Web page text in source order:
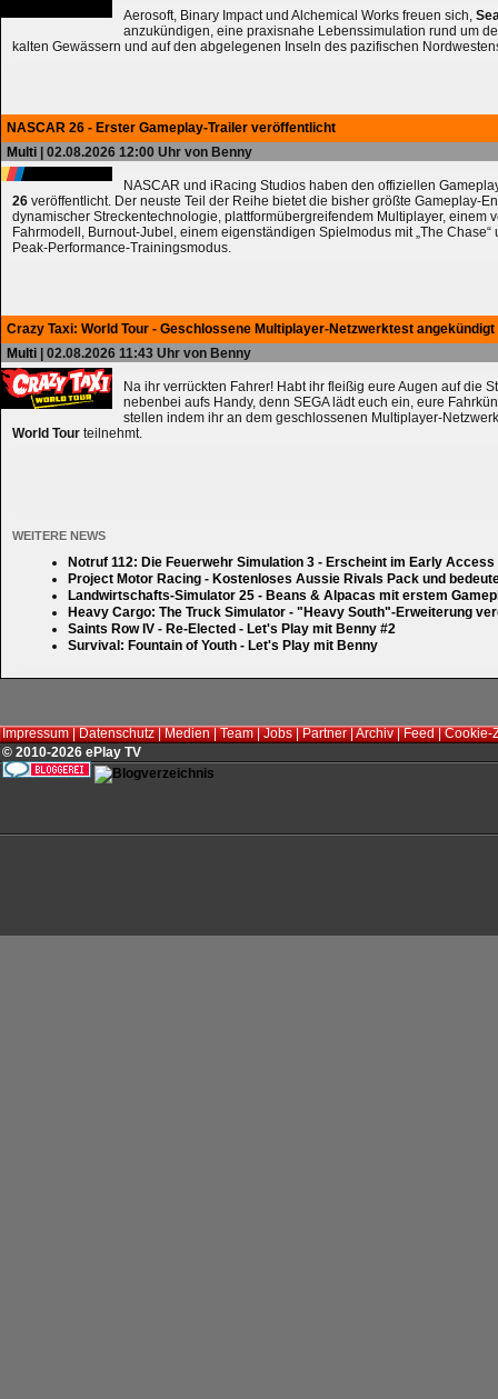
Aerosoft, Binary Impact und Alchemical Works freuen sich,
anzukündigen, eine praxisnahe Lebenssimulation rund um
kalten Gewässern und auf den abgelegenen Inseln des pazifischen
NASCAR 26 - Erster Gameplay-Trailer veröffentlicht
Multi | 02.08.2026 12:00 Uhr von Benny
NASCAR und iRacing Studios haben den offiziellen
26 veröffentlicht. Der neuste Teil der Reihe bietet die bisher größte Gameplay-
dynamischer Streckentechnologie, plattformübergreifendem Multiplayer, einem
Fahrmodell, Burnout-Jubel, einem eigenständigen Spielmodus mit „The
Peak-Performance-Trainingsmodus.
Crazy Taxi: World Tour - Geschlossene Multiplayer-Netzwerktest angekündigt
Multi | 02.08.2026 11:43 Uhr von Benny
Na ihr verrückten Fahrer! Habt ihr fleißig eure Augen auf die
nebenbei aufs Handy, denn SEGA lädt euch ein, eure
stellen indem ihr an dem geschlossenen Multiplayer-
World Tour teilnehmt.
WEITERE NEWS
Notruf 112: Die Feuerwehr Simulation 3 - Erscheint im Early Access
Project Motor Racing - Kostenloses Aussie Rivals Pack und
Landwirtschafts-Simulator 25 - Beans & Alpacas mit erstem
Heavy Cargo: The Truck Simulator - "Heavy South"-Erweiterung
Saints Row IV - Re-Elected - Let's Play mit Benny #2
Survival: Fountain of Youth - Let's Play mit Benny
Impressum|Datenschutz|Medien|Team|Jobs|Partner|Archiv|Feed|Cookie-
© 2010-2026 ePlay TV